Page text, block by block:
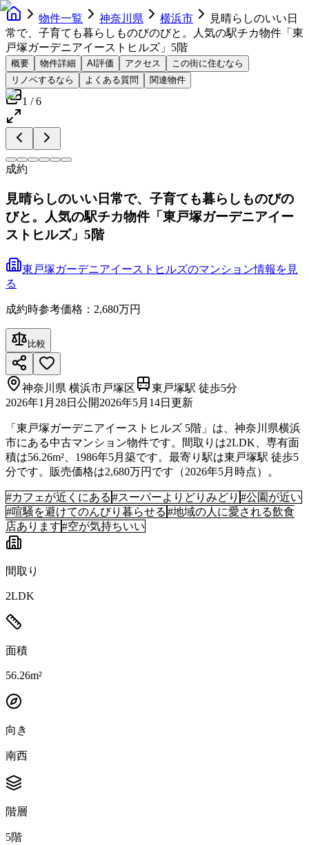
物件一覧 神奈川県 横浜市
見晴らしのいい日
常で、子育ても暮らしものびのびと。人気の駅チカ物件「東
戸塚ガーデニアイーストヒルズ」5階
概要 物件詳細 AI評価 アクセス
この街に住むなら
リノベするなら
よくある質問 関連物件
1 /6
成約
見晴らしのいい日常で、子育ても暮らしものびの
びと。人気の駅チカ物件「東戸塚ガーデニアイー
ストヒルズ」5階
東戸塚ガーデニアイーストヒルズのマンション情報を見
る
成約時参考価格：2,680万円
比較
神奈川県 横浜市戸塚区
東戸塚駅 徒歩5分
2026年1月28日 公開2026年5月14日 更新
「東戸塚ガーデニアイーストヒルズ 5階」は、神奈川県横浜
市にある中古マンション物件です。間取りは2LDK、専有面
積は56.26m²、1986年5月築です。最寄り駅は東戸塚駅 徒歩5
分です。販売価格は2,680万円です（2026年5月時点）。
#カフェが近くにある #スーパーよりどりみどり #公園が近い
#喧騒を避けてのんびり暮らせる #地域の人に愛される飲食
店あります#空が気持ちいい
間取り
2LDK
面積
56.26m²
向き
南西
階層
5階